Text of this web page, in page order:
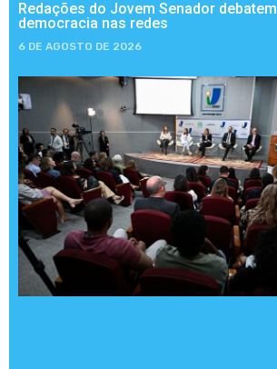
Redações do Jovem Senador debatem
democracia nas redes
6 DE AGOSTO DE 2026